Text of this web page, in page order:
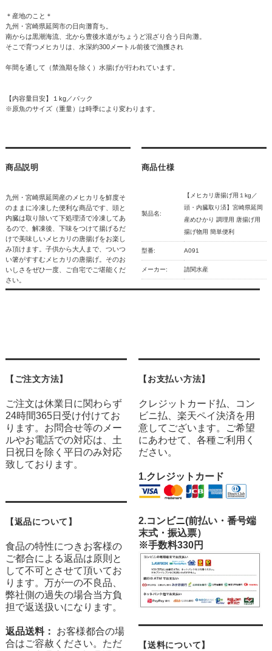
＊産地のこと＊
九州・宮崎県延岡市の日向灘育ち。
南からは黒潮海流、北から豊後水道がちょうど混ざり合う日向灘。
そこで育つメヒカリは、水深約300メートル前後で漁獲され
年間を通して（禁漁期を除く）水揚げが行われています。
【内容量目安】１kg／パック
※原魚のサイズ（重量）は時季により変わります。
商品説明
九州・宮崎県延岡産のメヒカリを鮮度そ
のままに冷凍した便利な商品です、頭と
内臓は取り除いて下処理済で冷凍してあ
るので、解凍後、下味をつけて揚げるだ
けで美味しいメヒカリの唐揚げをお楽し
み頂けます。子供から大人まで、ついつ
い箸がすすむメヒカリの唐揚げ。そのお
いしさをぜひ一度、ご自宅でご堪能くだ
さい。
商品仕様
製品名:
【メヒカリ唐揚げ用１kg／
頭・内臓取り済】宮崎県延岡
産めひかり 調理用 唐揚げ用
揚げ物用 簡単便利
型番: A091
メーカー: 請関水産
【ご注文方法】
ご注文は休業日に関わらず
24時間365日受け付けてお
ります。お問合せ等のメー
ルやお電話での対応は、土
日祝日を除く平日のみ対応
致しております。
【返品について】
食品の特性につきお客様の
ご都合による返品は原則と
して不可とさせて頂いてお
ります。万が一の不良品、
弊社側の過失の場合当方負
担で返送扱いになります。
返品送料： お客様都合の場
合はご容赦ください。ただ
【お支払い方法】
クレジットカード払、コン
ビニ払、楽天ペイ決済を用
意してございます。ご希望
にあわせて、各種ご利用く
ださい。
1.クレジットカード
2.コンビニ(前払い・番号端
末式・振込票）
※手数料330円
【送料について】